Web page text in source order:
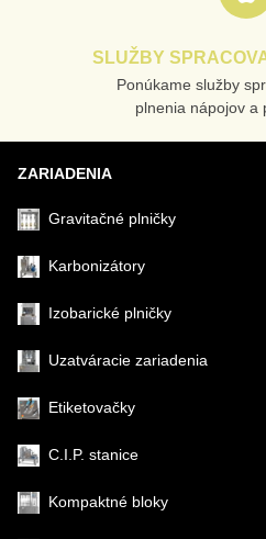
SLUŽBY
Ponúkame služby
plnenia nápojov a
ZARIADENIA
Gravitačné plničky
Karbonizátory
Izobarické plničky
Uzatváracie zariadenia
Etiketovačky
C.I.P. stanice
Kompaktné bloky